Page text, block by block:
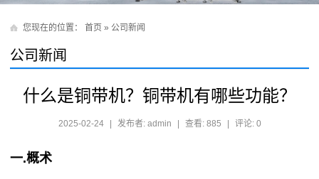
您现在的位置： 首页 » 公司新闻
公司新闻
什么是铜带机？铜带机有哪些功能？
2025-02-24 | 发布者: admin | 查看: 885 | 评论: 0
一.概术